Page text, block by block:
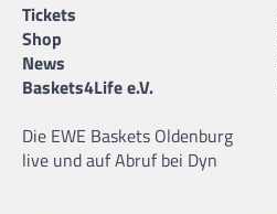
Tickets
Shop
News
Baskets4Life e.V.
Die EWE Baskets Oldenburg
live und auf Abruf bei Dyn